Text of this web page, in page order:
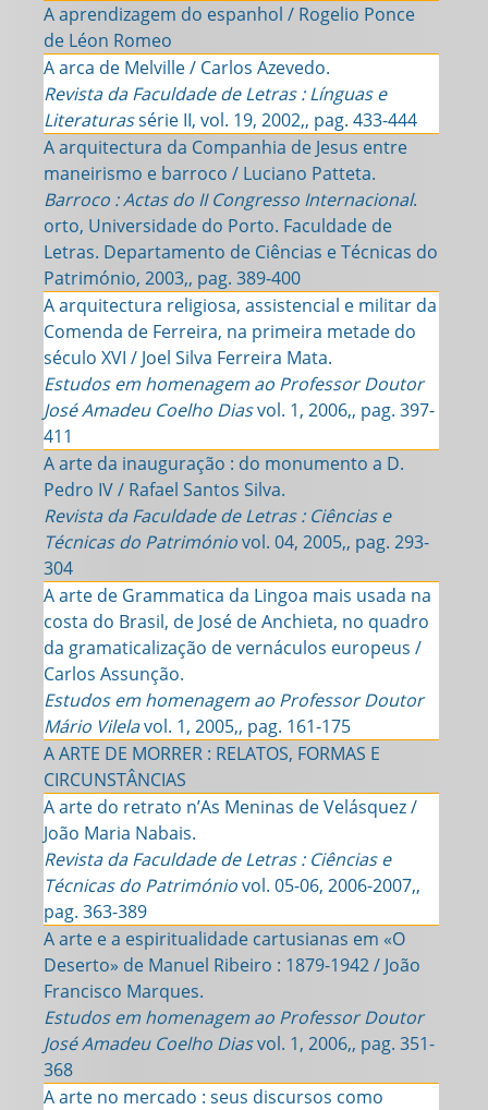
A aprendizagem do espanhol / Rogelio Ponce
de Léon Romeo
A arca de Melville / Carlos Azevedo.
Revista da Faculdade de Letras : Línguas e
Literaturassérie II, vol. 19, 2002,, pag. 433-444
A arquitectura da Companhia de Jesus entre
maneirismo e barroco / Luciano Patteta.
Barroco : Actas do II Congresso Internacional.
orto, Universidade do Porto. Faculdade de
Letras. Departamento de Ciências e Técnicas do
Património, 2003,, pag. 389-400
A arquitectura religiosa, assistencial e militar da
Comenda de Ferreira, na primeira metade do
século XVI / Joel Silva Ferreira Mata.
Estudos em homenagem ao Professor Doutor
José Amadeu Coelho Diasvol. 1, 2006,, pag. 397-
411
A arte da inauguração : do monumento a D.
Pedro IV / Rafael Santos Silva.
Revista da Faculdade de Letras : Ciências e
Técnicas do Patrimóniovol. 04, 2005,, pag. 293-
304
A arte de Grammatica da Lingoa mais usada na
costa do Brasil, de José de Anchieta, no quadro
da gramaticalização de vernáculos europeus /
Carlos Assunção.
Estudos em homenagem ao Professor Doutor
Mário Vilelavol. 1, 2005,, pag. 161-175
A ARTE DE MORRER : RELATOS, FORMAS E
CIRCUNSTÂNCIAS
A arte do retrato n’As Meninas de Velásquez /
João Maria Nabais.
Revista da Faculdade de Letras : Ciências e
Técnicas do Patrimóniovol. 05-06, 2006-2007,,
pag. 363-389
A arte e a espiritualidade cartusianas em «O
Deserto» de Manuel Ribeiro : 1879-1942 / João
Francisco Marques.
Estudos em homenagem ao Professor Doutor
José Amadeu Coelho Diasvol. 1, 2006,, pag. 351-
368
A arte no mercado : seus discursos como